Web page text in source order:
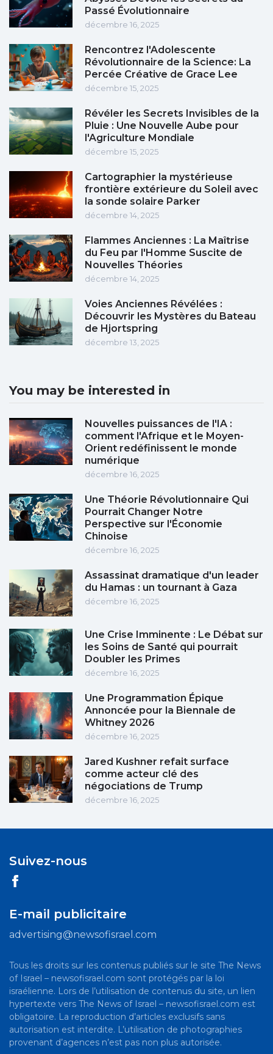
Passé Évolutionnaire
décembre 16, 2025
Rencontrez l'Adolescente
Révolutionnaire de la Science: La
Percée Créative de Grace Lee
décembre 15, 2025
Révéler les Secrets Invisibles de la
Pluie : Une Nouvelle Aube pour
l'Agriculture Mondiale
décembre 15, 2025
Cartographier la mystérieuse
frontière extérieure du Soleil avec
la sonde solaire Parker
décembre 14, 2025
Flammes Anciennes : La Maîtrise
du Feu par l'Homme Suscite de
Nouvelles Théories
décembre 14, 2025
Voies Anciennes Révélées :
Découvrir les Mystères du Bateau
de Hjortspring
décembre 13, 2025
You may be interested in
Nouvelles puissances de l'IA :
comment l'Afrique et le Moyen-
Orient redéfinissent le monde
numérique
décembre 16, 2025
Une Théorie Révolutionnaire Qui
Pourrait Changer Notre
Perspective sur l'Économie
Chinoise
décembre 16, 2025
Assassinat dramatique d'un leader
du Hamas : un tournant à Gaza
décembre 16, 2025
Une Crise Imminente : Le Débat sur
les Soins de Santé qui pourrait
Doubler les Primes
décembre 16, 2025
Une Programmation Épique
Annoncée pour la Biennale de
Whitney 2026
décembre 16, 2025
Jared Kushner refait surface
comme acteur clé des
négociations de Trump
décembre 16, 2025
Suivez-nous
E-mail publicitaire
advertising@newsofisrael.com
Tous les droits sur les contenus publiés sur le site The News
of Israel – newsofisrael.com sont protégés par la loi
israélienne. Lors de l’utilisation de contenus du site, un lien
hypertexte vers The News of Israel – newsofisrael.com est
obligatoire. La reproduction d’articles exclusifs sans
autorisation est interdite. L’utilisation de photographies
provenant d’agences n’est pas non plus autorisée.